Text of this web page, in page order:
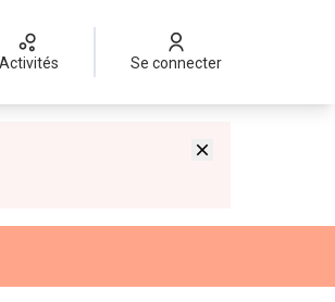
Activités Se connecter